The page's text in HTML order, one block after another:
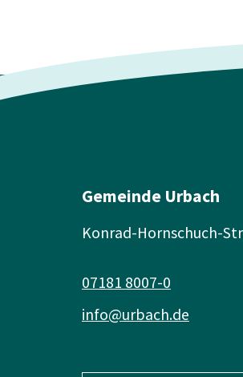
Gemeinde Urbach
Konrad-Hornschuch-
info@urbach.de
07181 8007-0